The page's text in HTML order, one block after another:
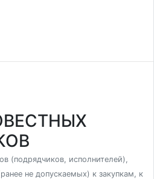
(подрядчиков, исполнителей),
не допускаемых) к закупкам, к